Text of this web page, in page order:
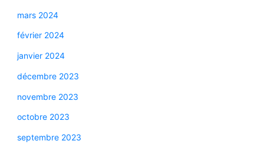
mars 2024
février 2024
janvier 2024
décembre 2023
novembre 2023
octobre 2023
septembre 2023